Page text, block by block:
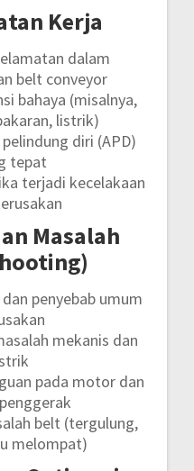
Kerja
dalam
belt conveyor
bahaya (misalnya,
listrik)
diri (APD)
tepat
terjadi kecelakaan
Masalah
penyebab umum
mekanis dan
pada motor dan
belt (tergulung,
melompat)